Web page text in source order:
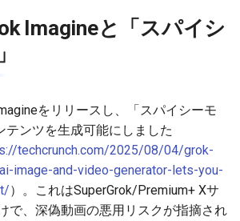
2026-03-12
2026-03-10
2026-03-09
2026-03-08
2025-08-27
2025-08-25
2025-08-24
2025-08-23
2026-03-09
2026-03-07
2026-03-06
2026-03-05
2026-03-08
2026-03-06
2026-03-05
2026-03-04
Imagineと「スパイシ
をリリースし、「スパイシーモ
テンツを生成可能にしました
techcrunch.com/2025/08/04/grok-
image-and-video-generator-lets-you-
）。これはSuperGrok/Premium+ Xサ
で、深偽動画の悪用リスクが指摘され